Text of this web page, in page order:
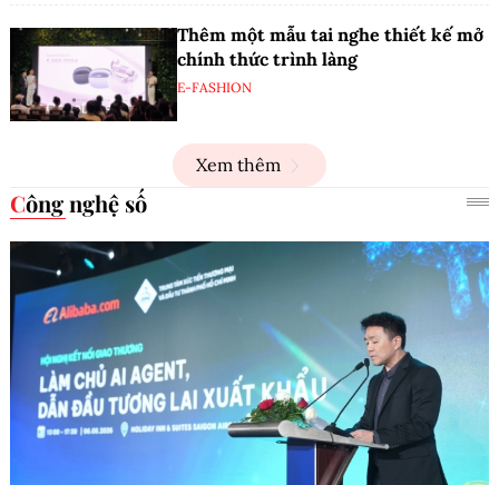
Thêm một mẫu tai nghe thiết kế mở
chính thức trình làng
E-FASHION
Xem thêm
Công nghệ số